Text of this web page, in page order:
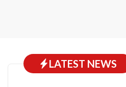
LATEST NEWS